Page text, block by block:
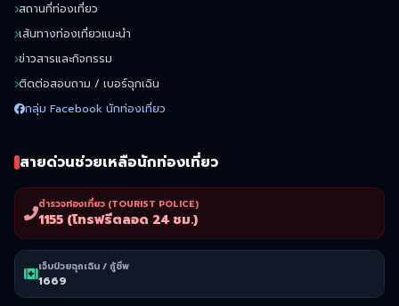
สถานที่ท่องเที่ยว
เส้นทางท่องเที่ยวแนะนำ
ข่าวสารและกิจกรรม
ติดต่อสอบถาม / เบอร์ฉุกเฉิน
กลุ่ม Facebook นักท่องเที่ยว
สายด่วนช่วยเหลือนักท่องเที่ยว
ตำรวจท่องเที่ยว (TOURIST POLICE)
1155 (โทรฟรีตลอด 24 ชม.)
เจ็บป่วยฉุกเฉิน / กู้ชีพ
1669